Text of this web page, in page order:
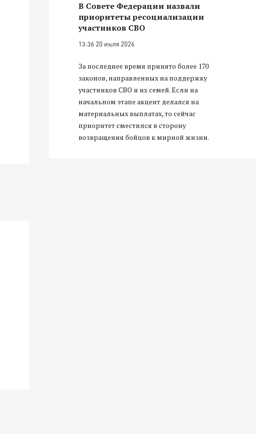
В Совете Федерации назвали
приоритеты ресоциализации
участников СВО
13:36 20 июля 2026
За последнее время принято более 170
законов, направленных на поддержку
участников СВО и их семей. Если на
начальном этапе акцент делался на
материальных выплатах, то сейчас
приоритет сместился в сторону
возвращения бойцов к мирной жизни.